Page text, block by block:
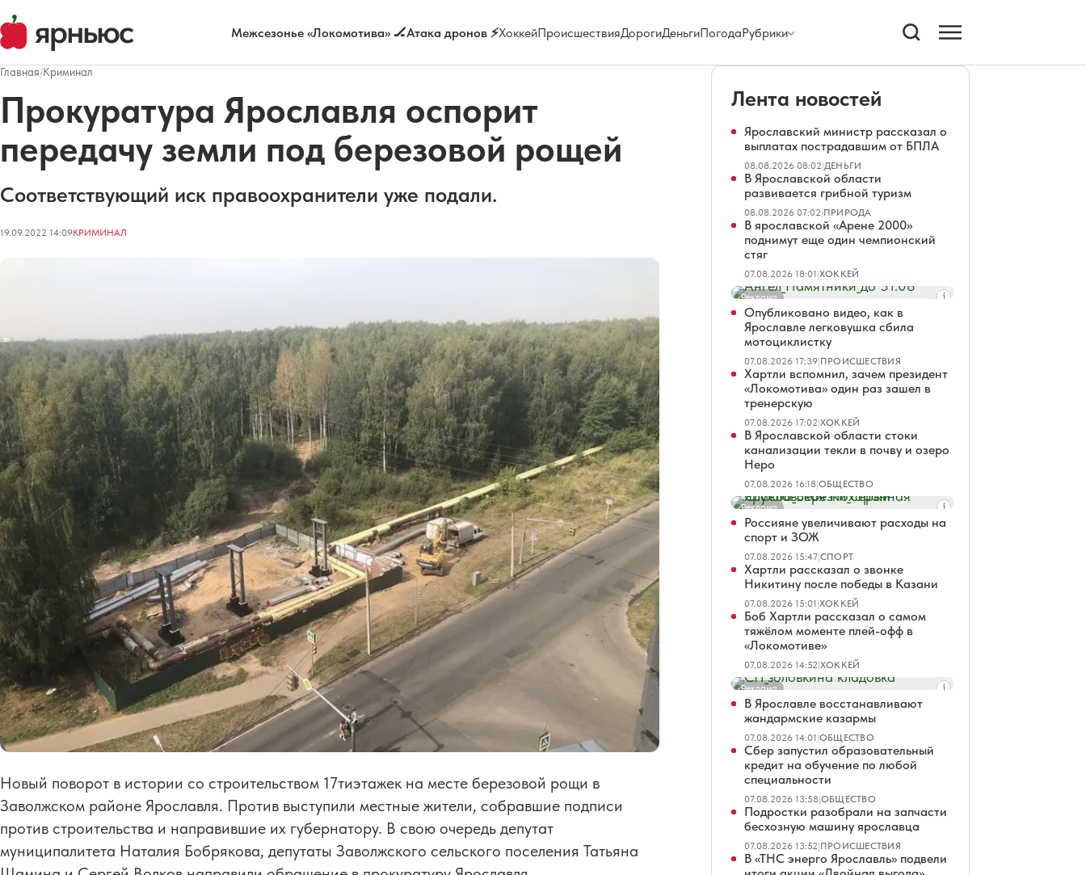
Межсезонье «Локомотива» 🏒Атака дронов ⚡ХоккейПроисшествияДорогиДеньгиПогодаРубрики
Главная/Криминал
Прокуратура Ярославля оспорит
передачу земли под березовой рощей
Соответствующий иск правоохранители уже подали.
19.09.2022 14:09КРИМИНАЛ
Новый поворот в истории со строительством 17тиэтажек на месте березовой рощи в
Заволжском районе Ярославля. Против выступили местные жители, собравшие подписи
против строительства и направившие их губернатору. В свою очередь депутат
муниципалитета Наталия Бобрякова, депутаты Заволжского сельского поселения Татьяна
Лента новостей
Ярославский министр рассказал о
выплатах пострадавшим от БПЛА
08.08.2026 08:02|ДЕНЬГИ
В Ярославской области
развивается грибной туризм
08.08.2026 07:02|ПРИРОДА
В ярославской «Арене 2000»
поднимут еще один чемпионский
стяг
07.08.2026 18:01|ХОККЕЙ
Реклама
Опубликовано видео, как в
Ярославле легковушка сбила
мотоциклистку
07.08.2026 17:39|ПРОИСШЕСТВИЯ
Хартли вспомнил, зачем президент
«Локомотива» один раз зашел в
тренерскую
07.08.2026 17:02|ХОККЕЙ
В Ярославской области стоки
канализации текли в почву и озеро
Неро
07.08.2026 16:18|ОБЩЕСТВО
Реклама
Россияне увеличивают расходы на
спорт и ЗОЖ
07.08.2026 15:47|СПОРТ
Хартли рассказал о звонке
Никитину после победы в Казани
07.08.2026 15:01|ХОККЕЙ
Боб Хартли рассказал о самом
тяжёлом моменте плей-офф в
«Локомотиве»
07.08.2026 14:52|ХОККЕЙ
Реклама
В Ярославле восстанавливают
жандармские казармы
07.08.2026 14:01|ОБЩЕСТВО
Сбер запустил образовательный
кредит на обучение по любой
специальности
07.08.2026 13:58|ОБЩЕСТВО
Подростки разобрали на запчасти
бесхозную машину ярославца
07.08.2026 13:52|ПРОИСШЕСТВИЯ
В «ТНС энерго Ярославль» подвели